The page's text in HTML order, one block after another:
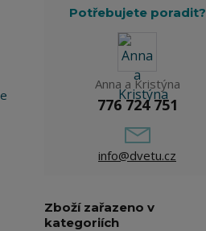
Potřebujete poradit?
Anna a Kristýna
776 724 751
info@dvetu.cz
Zboží zařazeno v
kategoriích